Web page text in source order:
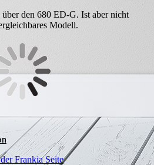
den 680 ED-G. Ist aber nicht
Modell.
Frankia Seite